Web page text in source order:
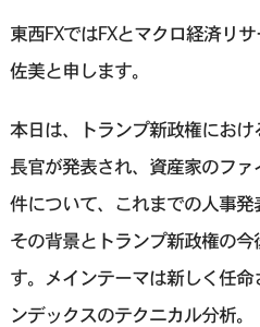
東西FXではFXとマクロ経済リ
佐美と申します。
本日は、トランプ新政権にお
長官が発表され、資産家のフ
件について、これまでの人事発
その背景とトランプ新政権の
す。メインテーマは新しく任
ンデックスのテクニカル分析。